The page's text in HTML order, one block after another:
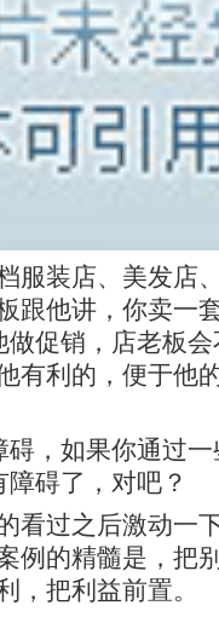
服装店、美发店
跟他讲，你卖一
做促销，店老板
有利的，便于他
，如果你通过
碍了，对吧？
看过之后激动一
例的精髓是，把
，把利益前置。